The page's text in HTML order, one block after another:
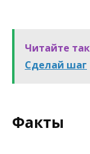
Читайте
Сделай шаг
Факты